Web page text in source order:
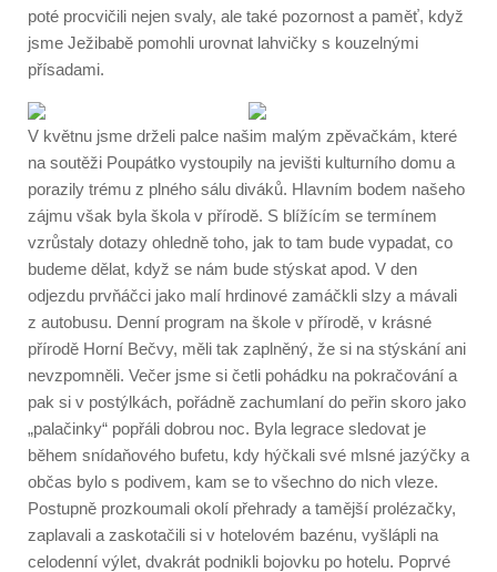
poté procvičili nejen svaly, ale také pozornost a paměť, když
jsme Ježibabě pomohli urovnat lahvičky s kouzelnými
přísadami.
V květnu jsme drželi palce našim malým zpěvačkám, které
na soutěži Poupátko vystoupily na jevišti kulturního domu a
porazily trému z plného sálu diváků. Hlavním bodem našeho
zájmu však byla škola v přírodě. S blížícím se termínem
vzrůstaly dotazy ohledně toho, jak to tam bude vypadat, co
budeme dělat, když se nám bude stýskat apod. V den
odjezdu prvňáčci jako malí hrdinové zamáčkli slzy a mávali
z autobusu. Denní program na škole v přírodě, v krásné
přírodě Horní Bečvy, měli tak zaplněný, že si na stýskání ani
nevzpomněli. Večer jsme si četli pohádku na pokračování a
pak si v postýlkách, pořádně zachumlaní do peřin skoro jako
„palačinky“ popřáli dobrou noc. Byla legrace sledovat je
během snídaňového bufetu, kdy hýčkali své mlsné jazýčky a
občas bylo s podivem, kam se to všechno do nich vleze.
Postupně prozkoumali okolí přehrady a tamější prolézačky,
zaplavali a zaskotačili si v hotelovém bazénu, vyšlápli na
celodenní výlet, dvakrát podnikli bojovku po hotelu. Poprvé